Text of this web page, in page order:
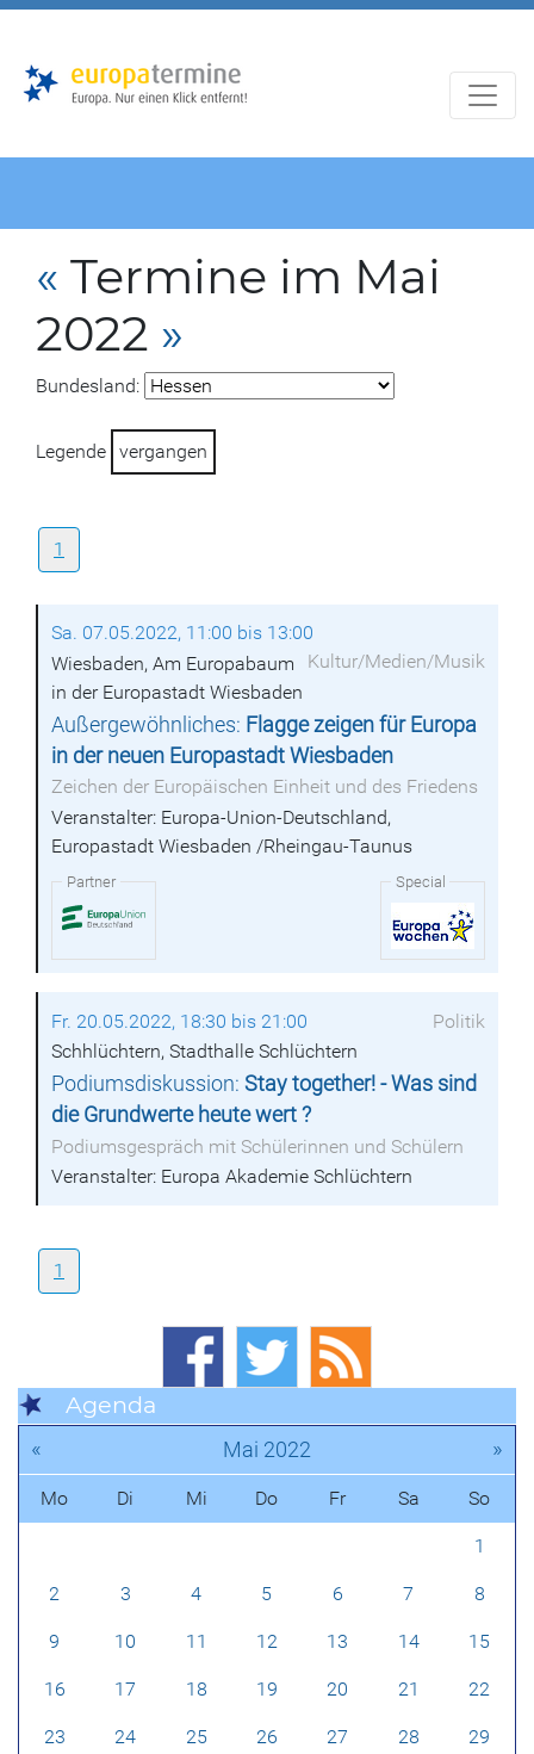
« Termine im Mai
2022 »
Bundesland:
Legende vergangen
1
Sa. 07.05.2022, 11:00 bis 13:00
Kultur/Medien/Musik
Wiesbaden, Am Europabaum
in der Europastadt Wiesbaden
Außergewöhnliches: Flagge zeigen für Europa
in der neuen Europastadt Wiesbaden
Zeichen der Europäischen Einheit und des Friedens
Veranstalter: Europa-Union-Deutschland,
Europastadt Wiesbaden /Rheingau-Taunus
Partner Special
Fr. 20.05.2022, 18:30 bis 21:00
Politik
Schhlüchtern, Stadthalle Schlüchtern
Podiumsdiskussion:Stay together! - Was sind
die Grundwerte heute wert ?
Podiumsgespräch mit Schülerinnen und Schülern
Veranstalter: Europa Akademie Schlüchtern
1
Agenda
« Mai 2022 »
Mo Di Mi Do Fr Sa So
1
2 3 4 5 6 7 8
9 10 11 12 13 14 15
16 17 18 19 20 21 22
23 24 25 26 27 28 29